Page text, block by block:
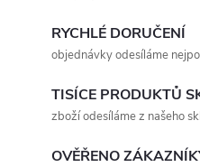
RYCHLÉ DORUČENÍ
objednávky odesíláme
TISÍCE PRODUKTŮ
zboží odesíláme z našeho
OVĚŘENO